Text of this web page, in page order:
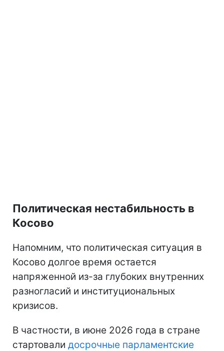
Политическая нестабильность в
Косово
Напомним, что политическая ситуация в
Косово долгое время остается
напряженной из-за глубоких внутренних
разногласий и институциональных
кризисов.
В частности, в июне 2026 года в стране
стартовали досрочные парламентские